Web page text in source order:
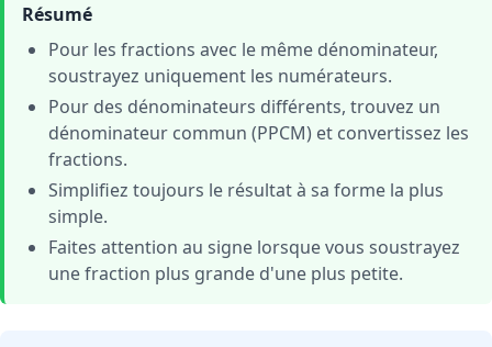
Résumé
Pour les fractions avec le même dénominateur,
soustrayez uniquement les numérateurs.
Pour des dénominateurs différents, trouvez un
dénominateur commun (PPCM) et convertissez les
fractions.
Simplifiez toujours le résultat à sa forme la plus
simple.
Faites attention au signe lorsque vous soustrayez
une fraction plus grande d'une plus petite.